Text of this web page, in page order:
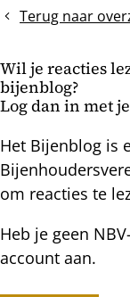
groeien
Terug naar
Wil je reacties
bijenblog?
Log dan in met
Het Bijenblog is
om reacties te
Heb je geen
account aan.